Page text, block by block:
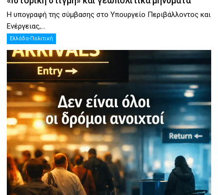
Η υπογραφή της σύμβασης στο Υπουργείο Περιβάλλοντος και
Ενέργειας,...
Ελλάδα-Πολιτική